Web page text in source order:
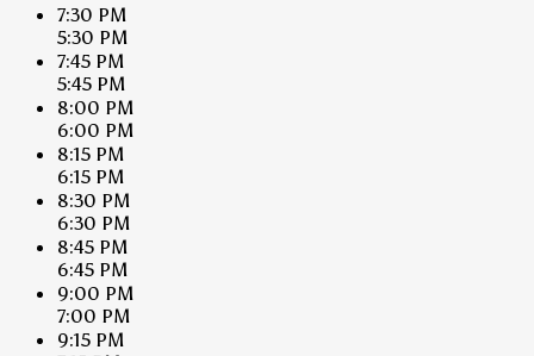
7:30 PM
5:30 PM
7:45 PM
5:45 PM
8:00 PM
6:00 PM
8:15 PM
6:15 PM
8:30 PM
6:30 PM
8:45 PM
6:45 PM
9:00 PM
7:00 PM
9:15 PM